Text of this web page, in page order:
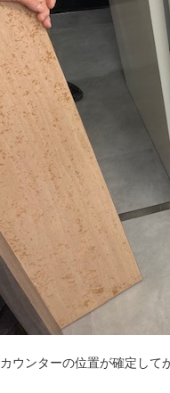
カウンターの位置が確定して